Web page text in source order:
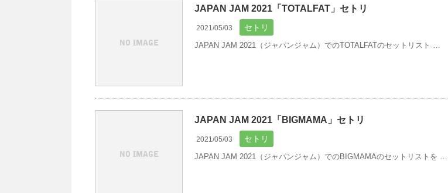
JAPAN JAM 2021「TOTALFAT」セトリ
2021/05/03 セトリ
JAPAN JAM 2021（ジャパンジャム）でのTOTALFATのセットリスト …
JAPAN JAM 2021「BIGMAMA」セトリ
2021/05/03 セトリ
JAPAN JAM 2021（ジャパンジャム）でのBIGMAMAのセットリストを …